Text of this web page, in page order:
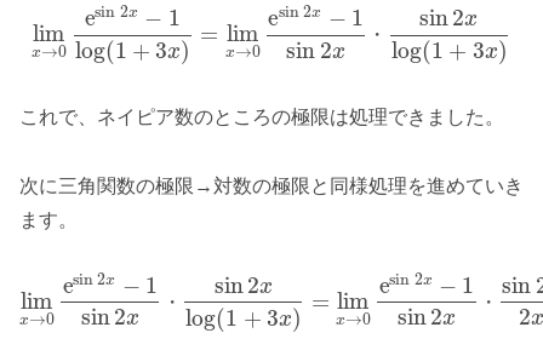
lim
x→0
esin 2x − 1
log(1 + 3x)
= lim
x→0
esin 2x − 1
sin 2x
・
sin2x
log(1 + 3x)
これで、ネイピア数のところの極限は処理できました。
次に三角関数の極限→対数の極限と同様処理を進めていき
ます。
lim
x→0
esin 2x − 1
sin2x
・
sin2x
log(1 + 3x)
= lim
x→0
esin 2x − 1
sin2x
・
sin
2x